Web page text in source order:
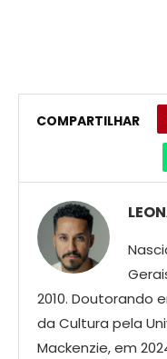
COMPARTILHAR
2010. Doutorando
da Cultura pela
Mackenzie, em